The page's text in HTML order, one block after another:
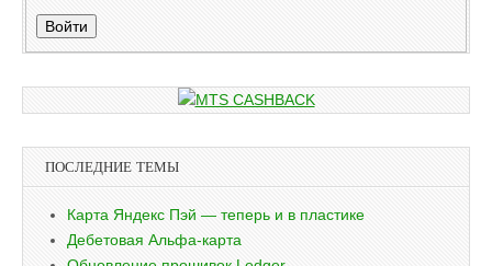
Войти
ПОСЛЕДНИЕ ТЕМЫ
Карта Яндекс Пэй — теперь и в пластике
Дебетовая Альфа-карта